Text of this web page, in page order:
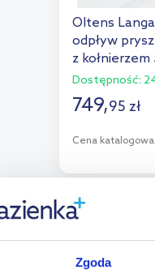
Zgoda
Oltens
odpływ
z kołnierzem
Dostępność:
749,95 zł
Cena katalogowa: